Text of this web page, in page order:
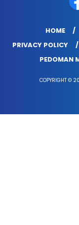
HOME
PRIVACY POLICY
PEDOMAN
COPYRIGHT ©